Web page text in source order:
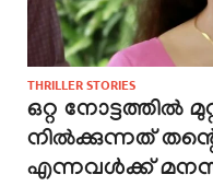
THRILLER STORIES
ഒറ്റ നോട്ടത്തിൽ
നിൽക്കുന്നത്
എന്നവൾക്ക്